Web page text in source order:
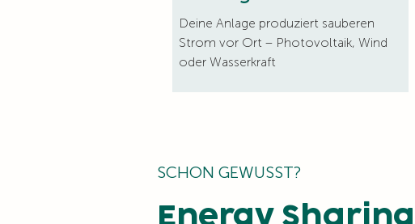
Deine Anlage produziert sauberen
Strom vor Ort – Photovoltaik, Wind
oder Wasserkraft
SCHON GEWUSST?
Energy Sharing